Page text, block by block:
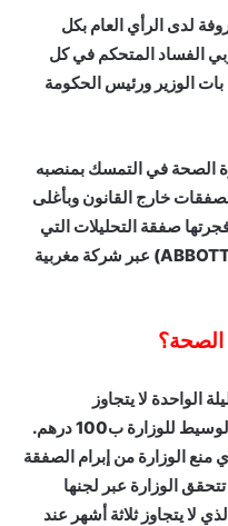
لدى الرأي العام بكل
الفساد المتحكم في كل
الوزير ورئيس الحكومة
الصحة في التمسك بمنصبه
خارج القانون وبأغلى
صفقة التحليلات التي
أبرمتها الوزارة مع شركة أمريكية هي (ABBOTT) عبر شركة مغربية
الصحة؟
الواحدة لا يتجاوز
سعرها 55 درهم، بينما باعته الشركة الوسيط للوزارة ب100 درهم.
منع الوزارة من إبرام الصفقة
الوزارة عبر لجنها
لا يتجاوز ثلاثة أشهر عند